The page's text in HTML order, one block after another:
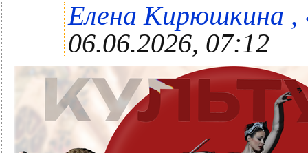
Елена Кирюшкина ,
06.06.2026, 07:12